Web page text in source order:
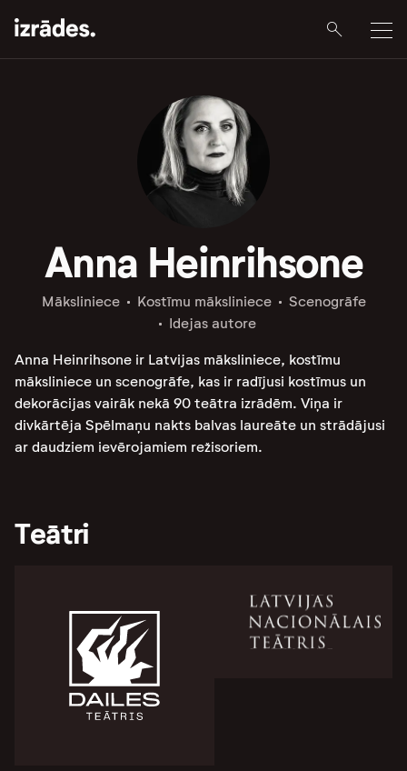
Anna Heinrihsone
Māksliniece Kostīmu māksliniece
Scenogrāfe
Idejas autore
Anna Heinrihsone ir Latvijas māksliniece, kostīmu
māksliniece un scenogrāfe, kas ir radījusi kostīmus un
dekorācijas vairāk nekā 90 teātra izrādēm. Viņa ir
divkārtēja Spēlmaņu nakts balvas laureāte un strādājusi
ar daudziem ievērojamiem režisoriem.
Teātri